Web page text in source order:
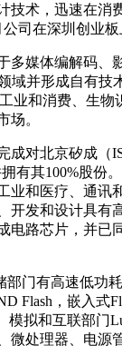
技术，迅速在消
司在深圳创业板
媒体编解码、影
域并形成自有技
业和消费、生物
场。
对北京矽成（
有其100%股份
业和医疗、通讯
开发和设计具有
电路芯片，并已
门有高速低功耗
Flash，嵌入式
模拟和互联部门
微处理器、电源